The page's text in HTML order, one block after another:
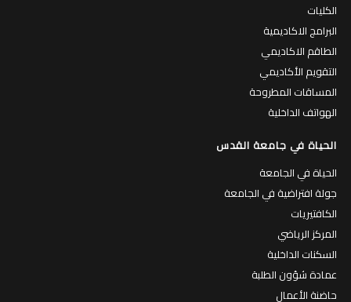
الكليات
البرامج الاكاديمية
الطاقم الاكاديمي
التقويم الأكاديمي
المساقات المطروحة
الهواتف الداخلية
الحياة في جامعة القدس
الحياة في الجامعة
جولة افتراضية في الجامعة
الكافتيريات
المركز الرياضي
السكنات الداخلية
عمادة شؤون الطلبة
حاضنة الأعمال